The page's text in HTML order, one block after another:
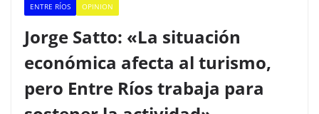
ENTRE RÍOS OPINION
Jorge Satto: «La situación
económica afecta al turismo,
pero Entre Ríos trabaja para